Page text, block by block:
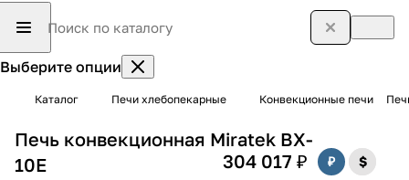
Выберите опции
Каталог Печи хлебопекарные Конвекционные печи
Печь конвекционная Miratek BX-
10E
304 017 ₽